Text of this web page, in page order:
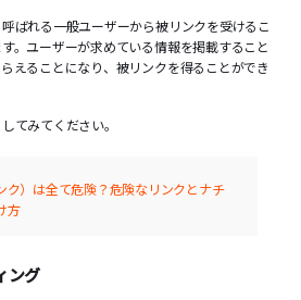
ばれる一般ユーザーから被リンクを受けるこ
。ユーザーが求めている情報を掲載すること
えることになり、被リンクを得ることができ
てみてください。
ク）は全て危険？危険なリンクとナチ
方
ング